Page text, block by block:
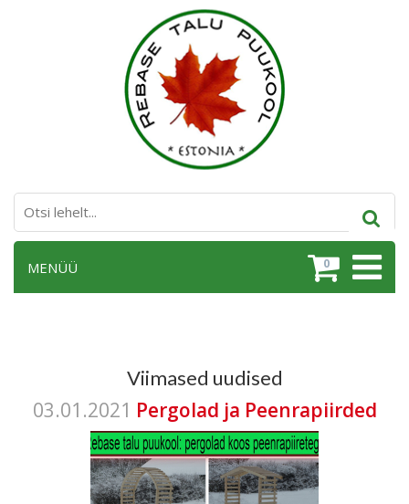
0
MENÜÜ
Viimased uudised
03.01.2021 Pergolad ja Peenrapiirded